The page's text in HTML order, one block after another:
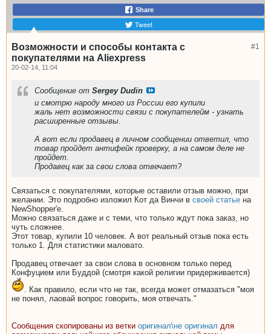
Share
Tweet
#1
Возможности и способы контакта с
покупателями на Aliexpress
20-02-14, 11:04
Сообщение от Sergey Dudin
и смотрю народу много из России его купили
жаль нет возможности связи с покупателейм - узнать
расширенные отзывы.
А вот если продавец в личном сообщении ответил, что
товар пройдет антифейк проверку, а на самом деле не
пройдет.
Продавец как за свои слова отвечает?
Связаться с покупателями, которые оставили отзыв можно, при
желании. Это подробно изложил Кот да Винчи в своей статье на
NewShopper'е.
Можно связаться даже и с теми, что только ждут пока заказ, но
чуть сложнее.
Этот товар, купили 10 человек. А вот реальный отзыв пока есть
только 1. Для статистики маловато.
Продавец отвечает за свои слова в основном только перед
Конфуцием или Буддой (смотря какой религии придерживается)
. Как правило, если что не так, всегда может отмазаться "моя
не понял, лаовай вопрос говорить, моя отвечать."
Сообщения скопированы из ветки оригинал\не оригинал для